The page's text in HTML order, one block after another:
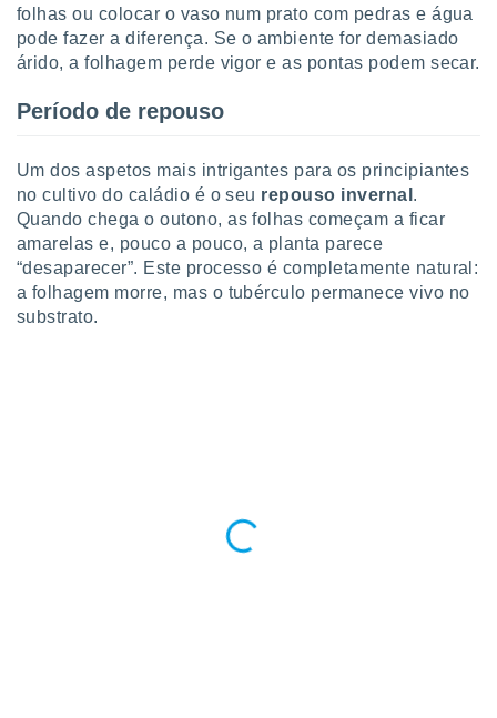
folhas ou colocar o vaso num prato com pedras e água
pode fazer a diferença. Se o ambiente for demasiado
árido, a folhagem perde vigor e as pontas podem secar.
Período de repouso
Um dos aspetos mais intrigantes para os principiantes
no cultivo do caládio é o seu repouso invernal .
Quando chega o outono, as folhas começam a ficar
amarelas e, pouco a pouco, a planta parece
“desaparecer”. Este processo é completamente natural:
a folhagem morre, mas o tubérculo permanece vivo no
substrato.